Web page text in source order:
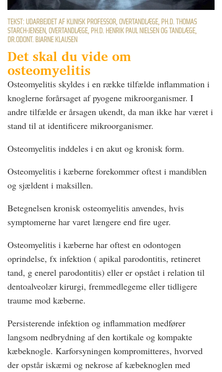
TEKST: UDARBEJDET AF KLINISK PROFESSOR, OVERTANDLÆGE, PH.D. THOMAS
STARCH-JENSEN, OVERTANDLÆGE, PH.D. HENRIK PAUL NIELSEN OG TANDLÆGE,
DR.ODONT. BJARNE KLAUSEN
Det skal du vide om
osteomyelitis
Osteomyelitis skyldes i en række tilfælde inflammation i
knoglerne forårsaget af pyogene mikroorganismer. I
andre tilfælde er årsagen ukendt, da man ikke har været i
stand til at identificere mikroorganismer.
Osteomyelitis inddeles i en akut og kronisk form.
Osteomyelitis i kæberne forekommer oftest i mandiblen
og sjældent i maksillen.
Betegnelsen kronisk osteomyelitis anvendes, hvis
symptomerne har varet længere end fire uger.
Osteomyelitis i kæberne har oftest en odontogen
oprindelse, fx infektion ( apikal parodontitis, retineret
tand, g enerel parodontitis) eller er opstået i relation til
dento­alveolær kirurgi, fremmedlegeme eller tidligere
traume mod kæberne.
Persisterende infektion og inflammation medfører
langsom nedbrydning af den kortikale og kompakte
kæbeknogle. Karforsyningen kompromitteres, hvorved
der opstår iskæmi og nekrose af kæbeknoglen med